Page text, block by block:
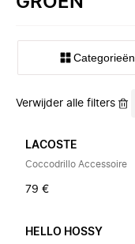
Categorieën
Verwijder alle filters
LACOSTE
Coccodrillo Accessoire
79 €
HELLO HOSSY